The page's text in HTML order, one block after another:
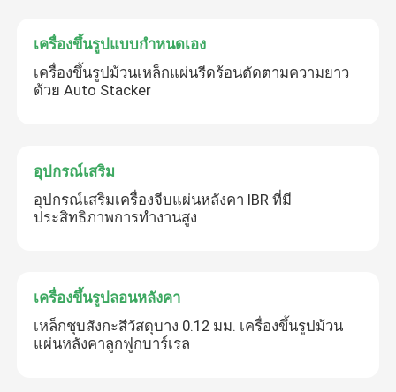
เครื่องขึ้นรูปแบบกำหนดเอง
เครื่องขึ้นรูปม้วนเหล็กแผ่นรีดร้อนตัดตามความยาว
ด้วย Auto Stacker
อุปกรณ์เสริม
อุปกรณ์เสริมเครื่องจีบแผ่นหลังคา IBR ที่มี
ประสิทธิภาพการทำงานสูง
เครื่องขึ้นรูปลอนหลังคา
เหล็กชุบสังกะสีวัสดุบาง 0.12 มม. เครื่องขึ้นรูปม้วน
แผ่นหลังคาลูกฟูกบาร์เรล